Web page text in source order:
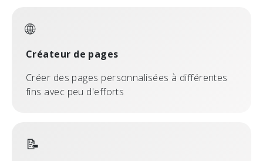
🌐
Créateur de pages
Créer des pages personnalisées à différentes
fins avec peu d'efforts
📝